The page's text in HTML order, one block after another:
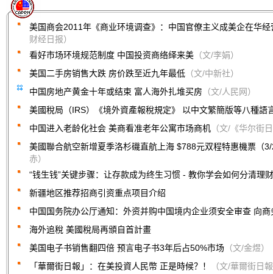
美国商会2011年《商业环境调查》：中国官僚主义成美企在华经
财经日报）
看好市场环境规范制度 中国投资商络绎来美 （文/李娟）
美国二手房销售大跌 房价跌至近九年最低 （文/中新社）
中国房地产黄金十年或结束 富人海外扎堆买房 （文/人民网）
美國稅局（IRS）《境外資產報稅規定》 以中文繁簡版等八種語
中国进入老龄化社会 美商看准老年公寓市场商机 （文/《华尔街
美國聯合航空新增夏季洛杉磯直航上海 $788元双程特惠機票（
赤）
“钱生钱”关键步骤：让存款成为终生习惯 - 教你学会如何分清理
新疆地区推荐招商引资重点项目介绍
中国国务院办公厅通知：外资并购中国境内企业须安全审查 向商
海外追稅 美國稅局再頒自首計畫
美国电子书销售翻四倍 预言电子书3年后占50%市场 （文/金煜）
「華爾街日報」：在美投資人民幣 正是時候？！
（文/華爾街日